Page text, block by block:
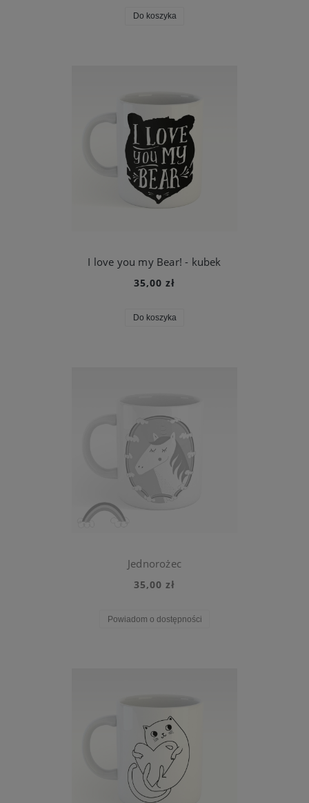
Do koszyka
I love you my Bear! - kubek
35,00 zł
Do koszyka
Jednorożec
35,00 zł
Powiadom o dostępności